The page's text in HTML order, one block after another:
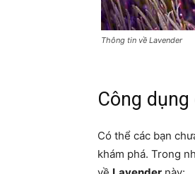
Thông tin về Lavender
Công
Có thể các bạn
khám phá. Trong